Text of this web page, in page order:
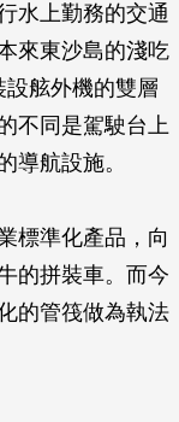
水上勤務的交通
來東沙島的淺吃
舷外機的雙層
不同是駕駛台上
導航設施。
標準化產品，向
的拼裝車。而今
的管筏做為執法